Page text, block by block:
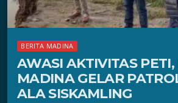
BERITA MADINA
AWASI AKTIVITAS
MADINA GELAR
ALA SISKAMLING